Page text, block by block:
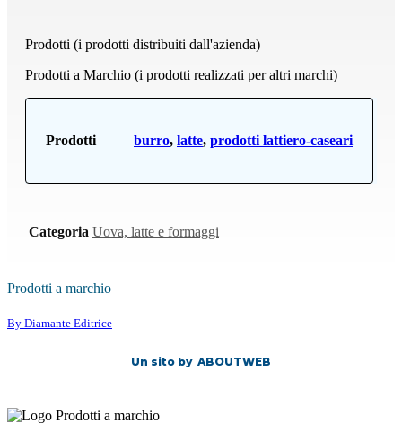
Prodotti (i prodotti distribuiti dall'azienda)
Prodotti a Marchio (i prodotti realizzati per altri marchi)
Prodotti burro, latte, prodotti lattiero-caseari
Categoria Uova, latte e formaggi
Prodotti a marchio
By Diamante Editrice
Un sito by ABOUTWEB